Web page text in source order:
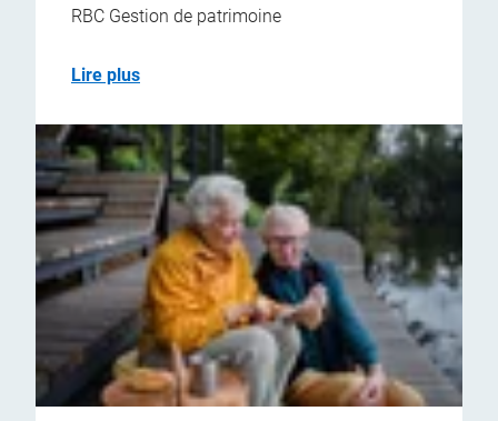
RBC Gestion de patrimoine
Lire plus